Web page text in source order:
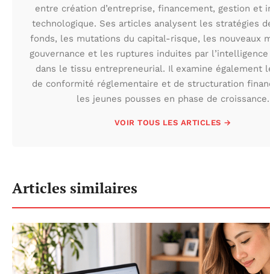
entre création d’entreprise, financement, gestion et
technologique. Ses articles analysent les stratégies
fonds, les mutations du capital-risque, les nouveaux
gouvernance et les ruptures induites par
dans le tissu entrepreneurial. Il examine également
de conformité réglementaire et de structuration
les jeunes pousses en phase de croissance.
VOIR TOUS LES ARTICLES →
Articles similaires